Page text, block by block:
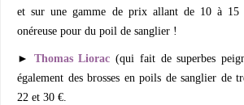
et sur une gamme de prix allant de 10 à 15
onéreuse pour du poil de sanglier !
► Thomas Liorac (qui fait de superbes
également des brosses en poils de sanglier de
22 et 30 €.